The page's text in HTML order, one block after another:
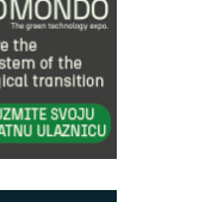
Napredna
i
priče